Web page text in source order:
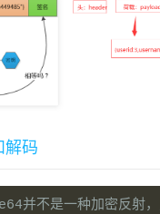
解码
并不是一种加密反射